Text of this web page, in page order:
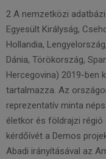
2 A nemzetközi
Egyesült Királyság,
Hollandia,
Dánia, Törökország,
Hercegovina) 2019-ben
tartalmazza. Az
reprezentatív minta
életkor és földrajzi
kérdőívét a Demos
Abadi irányításával az